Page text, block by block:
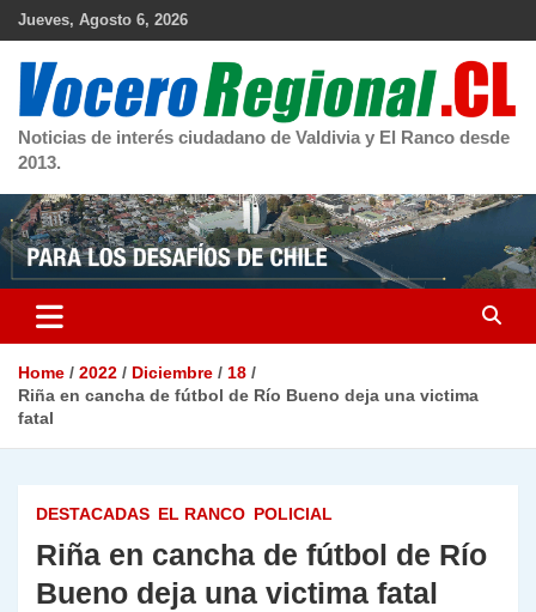
Skip
Jueves, Agosto 6, 2026
Noticias de interés ciudadano de Valdivia y El Ranco desde
2013.
Home 2022 Diciembre
18
Riña en cancha de fútbol de Río Bueno deja una victima
fatal
DESTACADAS EL RANCO POLICIAL
Riña en cancha de fútbol de Río
Bueno deja una victima fatal